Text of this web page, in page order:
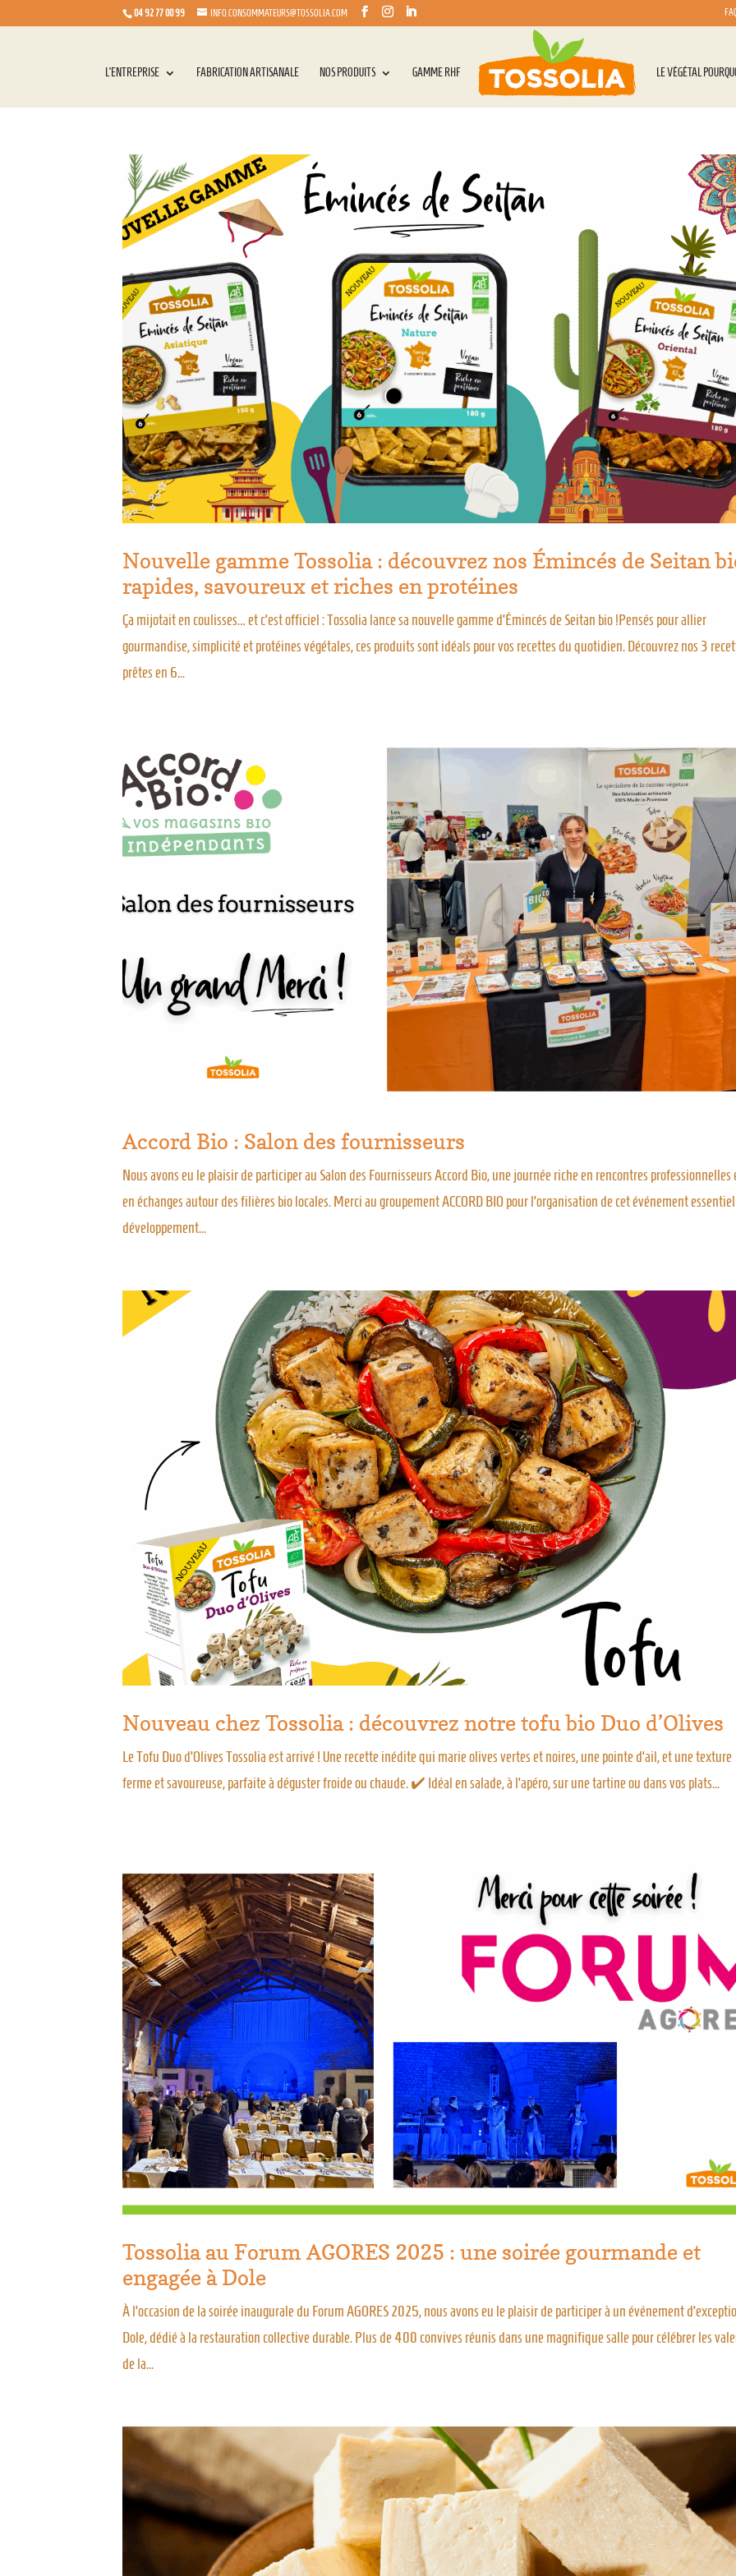
04 92 77 00 99 INFO.CONSOMMATEURS@TOSSOLIA.COM
L’ENTREPRISE FABRICATION ARTISANALE NOS PRODUITS GAMME RHF LE VÉGÉTAL
Nouvelle gamme Tossolia : découvrez nos Émincés de Seitan
rapides, savoureux et riches en protéines
Ça mijotait en coulisses… et c’est officiel : Tossolia lance sa nouvelle gamme d’Émincés de Seitan bio !Pensés pour allier
gourmandise, simplicité et protéines végétales, ces produits sont idéals pour vos recettes du quotidien. Découvrez nos 3
prêtes en 6...
Accord Bio : Salon des fournisseurs
Nous avons eu le plaisir de participer au Salon des Fournisseurs Accord Bio, une journée riche en rencontres professionnelles
en échanges autour des filières bio locales. Merci au groupement ACCORD BIO pour l’organisation de cet événement
développement...
Nouveau chez Tossolia : découvrez notre tofu bio Duo d’Olives
Le Tofu Duo d’Olives Tossolia est arrivé ! Une recette inédite qui marie olives vertes et noires, une pointe d’ail, et une texture
ferme et savoureuse, parfaite à déguster froide ou chaude. ✔️ Idéal en salade, à l’apéro, sur une tartine ou dans vos plats...
Tossolia au Forum AGORES 2025 : une soirée gourmande et
engagée à Dole
À l’occasion de la soirée inaugurale du Forum AGORES 2025, nous avons eu le plaisir de participer à un événement
Dole, dédié à la restauration collective durable. Plus de 400 convives réunis dans une magnifique salle pour célébrer les
de la...